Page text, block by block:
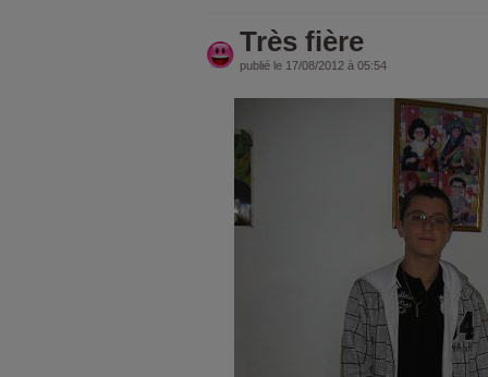
Très fière
publié le 17/08/2012 à 05:54